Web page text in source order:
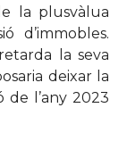
la plusvàlua
d’immobles.
la seva
deixar la
de l’any 2023